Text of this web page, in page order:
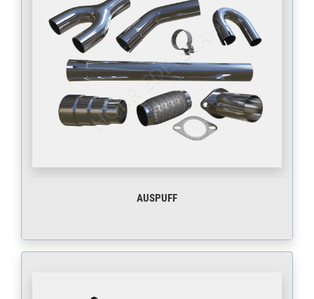
AUSPUFF